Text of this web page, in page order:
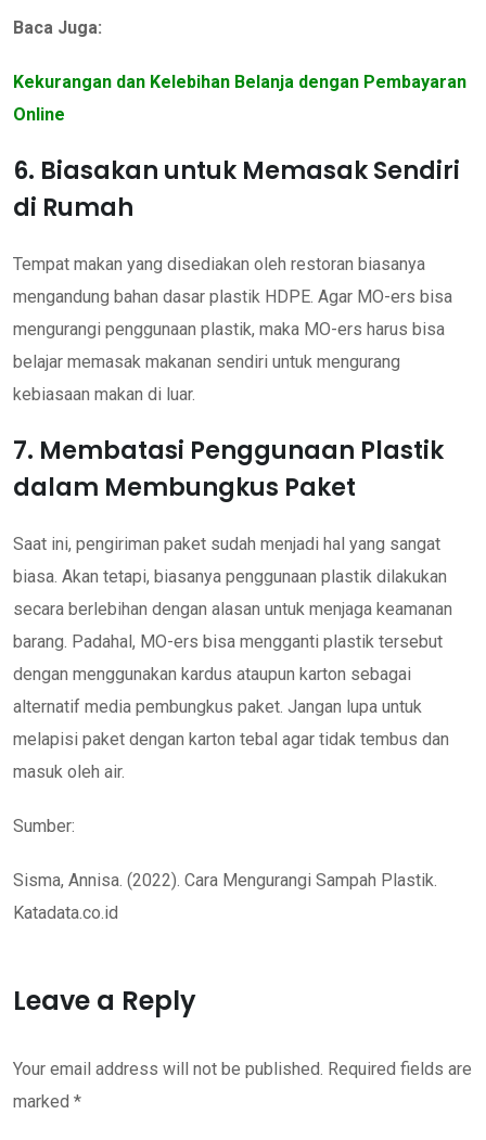
Baca Juga:
Kekurangan dan Kelebihan Belanja dengan Pembayaran
Online
6. Biasakan untuk Memasak Sendiri
di Rumah
Tempat makan yang disediakan oleh restoran biasanya
mengandung bahan dasar plastik HDPE. Agar MO-ers bisa
mengurangi penggunaan plastik, maka MO-ers harus bisa
belajar memasak makanan sendiri untuk mengurang
kebiasaan makan di luar.
7. Membatasi Penggunaan Plastik
dalam Membungkus Paket
Saat ini, pengiriman paket sudah menjadi hal yang sangat
biasa. Akan tetapi, biasanya penggunaan plastik dilakukan
secara berlebihan dengan alasan untuk menjaga keamanan
barang. Padahal, MO-ers bisa mengganti plastik tersebut
dengan menggunakan kardus ataupun karton sebagai
alternatif media pembungkus paket. Jangan lupa untuk
melapisi paket dengan karton tebal agar tidak tembus dan
masuk oleh air.
Sumber:
Sisma, Annisa. (2022). Cara Mengurangi Sampah Plastik.
Katadata.co.id
Leave a Reply
Your email address will not be published. Required fields are
marked *